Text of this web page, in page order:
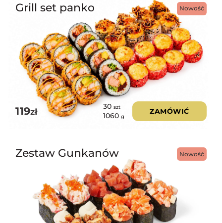
Nowość
Grill set panko
119zł
30 szt
1060 g
ZAMÓWIĆ
Nowość
Zestaw Gunkanów